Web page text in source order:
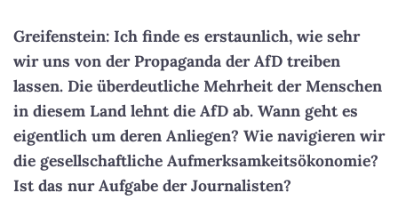
Greifenstein: Ich finde es erstaunlich, wie sehr
wir uns von der Propaganda der AfD treiben
lassen. Die überdeutliche Mehrheit der Menschen
in diesem Land lehnt die AfD ab. Wann geht es
eigentlich um deren Anliegen? Wie navigieren wir
die gesellschaftliche Aufmerksamkeitsökonomie?
Ist das nur Aufgabe der Journalisten?